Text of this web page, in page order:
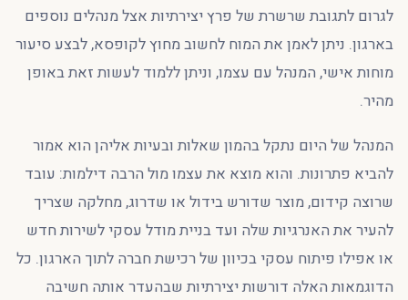
לגרום לתגובת שרשרת של פרץ יצירתיות אצל מנהלים נוספים
בארגון. ניתן לאמן את המוח לחשוב מחוץ לקופסא, לבצע סיעור
מוחות אישי, המנהל עם עצמו, וניתן ללמוד לעשות זאת באופן
מהיר.
המנהל של היום נתקל בהמון שאלות ובעיות אליהן הוא אמור
להביא פתרונות. והוא מוצא את עצמו מול הרבה דילמות: עובד
שרוצה קידום, מוצר שדורש בידול או שדרוג, מחלקה שצריך
להעיר את האנרגיות שלה ועד בניית מודל עסקי לשירות חדש
או אפילו פיתוח עסקי בכיוון של רכישת חברה לתוך הארגון. כל
הדוגמאות האלה דורשות יצירתיות שבהעדר אותה חשיבה